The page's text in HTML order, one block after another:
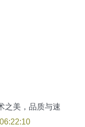
之美，品质与速